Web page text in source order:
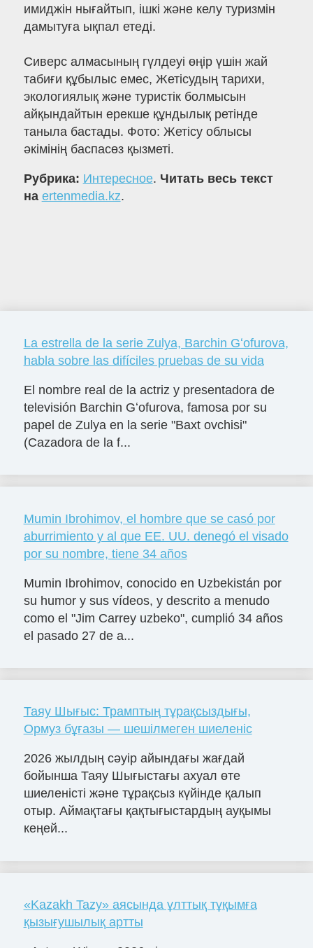
имиджін нығайтып, ішкі және келу туризмін
дамытуға ықпал етеді.
Сиверс алмасының гүлдеуі өңір үшін жай
табиғи құбылыс емес, Жетісудың тарихи,
экологиялық және туристік болмысын
айқындайтын ерекше құндылық ретінде
таныла бастады. Фото: Жетісу облысы
әкімінің баспасөз қызметі.
Рубрика: Интересное. Читать весь текст
на ertenmedia.kz.
La estrella de la serie Zulya, Barchin Gʻofurova,
habla sobre las difíciles pruebas de su vida
El nombre real de la actriz y presentadora de
televisión Barchin Gʻofurova, famosa por su
papel de Zulya en la serie "Baxt ovchisi"
(Cazadora de la f...
Mumin Ibrohimov, el hombre que se casó por
aburrimiento y al que EE. UU. denegó el visado
por su nombre, tiene 34 años
Mumin Ibrohimov, conocido en Uzbekistán por
su humor y sus vídeos, y descrito a menudo
como el "Jim Carrey uzbeko", cumplió 34 años
el pasado 27 de a...
Таяу Шығыс: Трамптың тұрақсыздығы,
Ормуз бұғазы — шешілмеген шиеленіс
2026 жылдың сәуір айындағы жағдай
бойынша Таяу Шығыстағы ахуал өте
шиеленісті және тұрақсыз күйінде қалып
отыр. Аймақтағы қақтығыстардың ауқымы
кеңей...
«Kazakh Tazy» аясында ұлттық тұқымға
қызығушылық артты